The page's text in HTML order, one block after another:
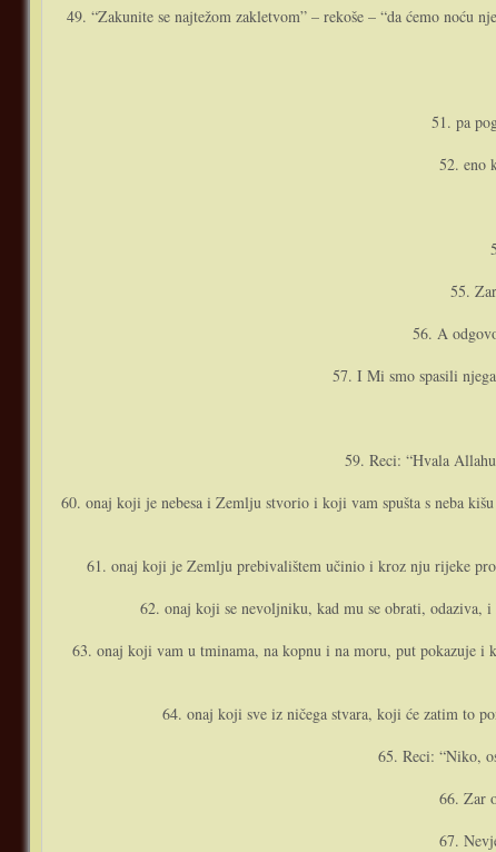
49. “Zakunite se najtežom zakletvom” – rekoše – “da ćemo
51. pa
52. eno
55.
56. A
57. I Mi smo spasili
59. Reci: “Hvala
60. o­naj koji je nebesa i Zemlju stvorio i koji vam spušta s neba
61. o­naj koji je Zemlju prebivalištem učinio i kroz nju rijeke
62. o­naj koji se nevoljniku, kad mu se obrati,
63. o­naj koji vam u tminama, na kopnu i na moru, put pokazuje
64. o­naj koji sve iz ničega stvara, koji će zatim to
65. Reci: “Niko,
66. Zar
67.